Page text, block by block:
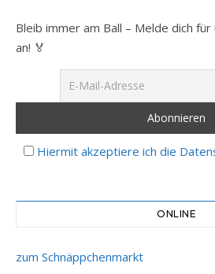
Bleib immer am Ball – Melde dich
an! 🏅
Hiermit akzeptiere ich die
ONLINE
zum Schnäppchenmarkt